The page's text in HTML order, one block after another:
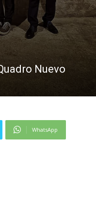
Nuevo
WhatsApp